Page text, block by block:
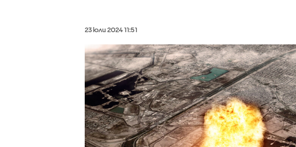
23 юли 2024 11:51